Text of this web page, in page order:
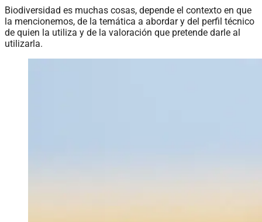
Biodiversidad es muchas cosas, depende el contexto en que
la mencionemos, de la temática a abordar y del perfil técnico
de quien la utiliza y de la valoración que pretende darle al
utilizarla.